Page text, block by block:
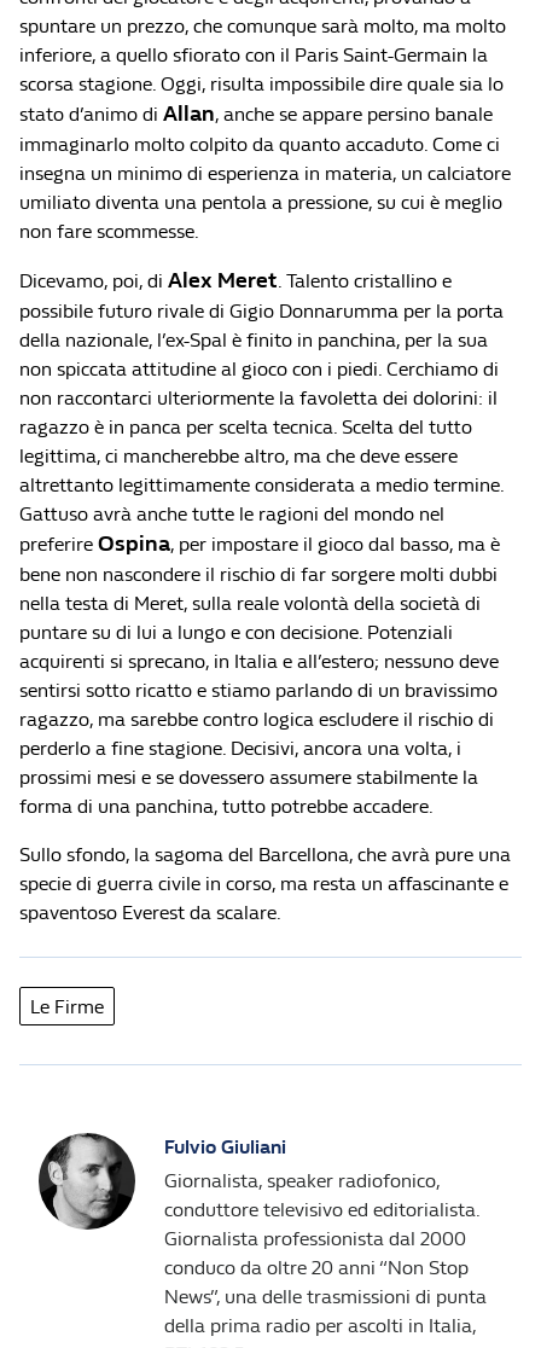
spuntare un prezzo, che comunque sarà molto, ma molto
inferiore, a quello sfiorato con il Paris Saint-Germain la
scorsa stagione. Oggi, risulta impossibile dire quale sia lo
stato d’animo di Allan, anche se appare persino banale
immaginarlo molto colpito da quanto accaduto. Come ci
insegna un minimo di esperienza in materia, un calciatore
umiliato diventa una pentola a pressione, su cui è meglio
non fare scommesse.
Dicevamo, poi, di Alex Meret. Talento cristallino e
possibile futuro rivale di Gigio Donnarumma per la porta
della nazionale, l’ex-Spal è finito in panchina, per la sua
non spiccata attitudine al gioco con i piedi. Cerchiamo di
non raccontarci ulteriormente la favoletta dei dolorini: il
ragazzo è in panca per scelta tecnica. Scelta del tutto
legittima, ci mancherebbe altro, ma che deve essere
altrettanto legittimamente considerata a medio termine.
Gattuso avrà anche tutte le ragioni del mondo nel
preferire Ospina, per impostare il gioco dal basso, ma è
bene non nascondere il rischio di far sorgere molti dubbi
nella testa di Meret, sulla reale volontà della società di
puntare su di lui a lungo e con decisione. Potenziali
acquirenti si sprecano, in Italia e all’estero; nessuno deve
sentirsi sotto ricatto e stiamo parlando di un bravissimo
ragazzo, ma sarebbe contro logica escludere il rischio di
perderlo a fine stagione. Decisivi, ancora una volta, i
prossimi mesi e se dovessero assumere stabilmente la
forma di una panchina, tutto potrebbe accadere.
Sullo sfondo, la sagoma del Barcellona, che avrà pure una
specie di guerra civile in corso, ma resta un affascinante e
spaventoso Everest da scalare.
Le Firme
Fulvio Giuliani
Giornalista, speaker radiofonico,
conduttore televisivo ed editorialista.
Giornalista professionista dal 2000
conduco da oltre 20 anni “Non Stop
News”, una delle trasmissioni di punta
della prima radio per ascolti in Italia,